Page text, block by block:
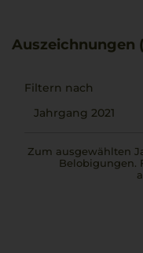
forno, die sich mit den
Auszeichnungen
Filtern nach
Jahrgang 2021
Zum ausgewählten
Belobigungen.